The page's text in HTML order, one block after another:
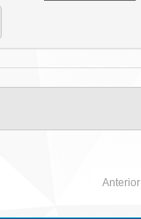
Anterior